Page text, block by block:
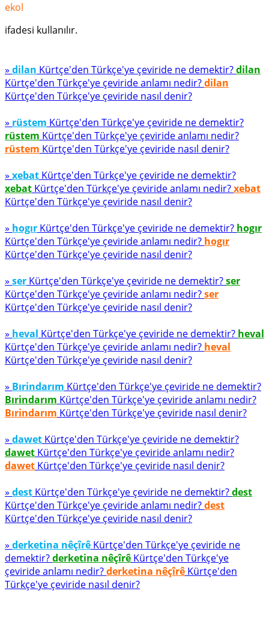
ekol
ifadesi kullanılır.
» dilan Kürtçe'den Türkçe'ye çeviride ne demektir?dilan
Kürtçe'den Türkçe'ye çeviride anlamı nedir?dilan
Kürtçe'den Türkçe'ye çeviride nasıl denir?
» rüstem Kürtçe'den Türkçe'ye çeviride ne demektir?
rüstem Kürtçe'den Türkçe'ye çeviride anlamı nedir?
rüstem Kürtçe'den Türkçe'ye çeviride nasıl denir?
» xebat Kürtçe'den Türkçe'ye çeviride ne demektir?
xebat Kürtçe'den Türkçe'ye çeviride anlamı nedir?xebat
Kürtçe'den Türkçe'ye çeviride nasıl denir?
» hogır Kürtçe'den Türkçe'ye çeviride ne demektir? hogır
Kürtçe'den Türkçe'ye çeviride anlamı nedir? hogır
Kürtçe'den Türkçe'ye çeviride nasıl denir?
» ser Kürtçe'den Türkçe'ye çeviride ne demektir?ser
Kürtçe'den Türkçe'ye çeviride anlamı nedir?ser
Kürtçe'den Türkçe'ye çeviride nasıl denir?
» heval Kürtçe'den Türkçe'ye çeviride ne demektir? heval
Kürtçe'den Türkçe'ye çeviride anlamı nedir? heval
Kürtçe'den Türkçe'ye çeviride nasıl denir?
» Bırindarım Kürtçe'den Türkçe'ye çeviride ne demektir?
Bırindarım Kürtçe'den Türkçe'ye çeviride anlamı nedir?
Bırindarım Kürtçe'den Türkçe'ye çeviride nasıl denir?
» dawet Kürtçe'den Türkçe'ye çeviride ne demektir?
dawet Kürtçe'den Türkçe'ye çeviride anlamı nedir?
dawet Kürtçe'den Türkçe'ye çeviride nasıl denir?
» dest Kürtçe'den Türkçe'ye çeviride ne demektir?dest
Kürtçe'den Türkçe'ye çeviride anlamı nedir?dest
Kürtçe'den Türkçe'ye çeviride nasıl denir?
» derketina nêçîrê Kürtçe'den Türkçe'ye çeviride ne
demektir?derketina nêçîrê Kürtçe'den Türkçe'ye
çeviride anlamı nedir?derketina nêçîrê Kürtçe'den
Türkçe'ye çeviride nasıl denir?